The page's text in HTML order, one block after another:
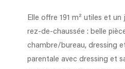
Elle offre 191 m² utiles et
rez‑de‑chaussée : belle
chambre/bureau, dressing
parentale avec dressing et